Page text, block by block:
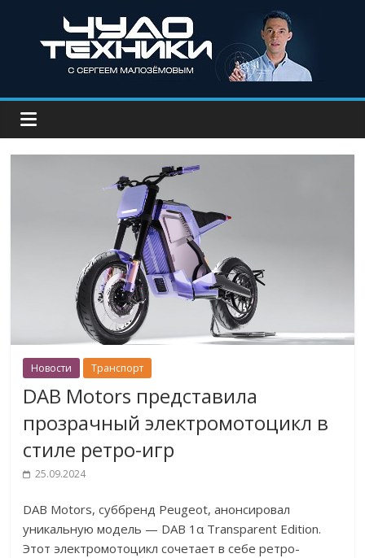
Новости Транспорт
DAB Motors представила
прозрачный электромотоцикл в
стиле ретро-игр
25.09.2024
DAB Motors, суббренд Peugeot, анонсировал
уникальную модель — DAB 1α Transparent Edition.
Этот электромотоцикл сочетает в себе ретро-